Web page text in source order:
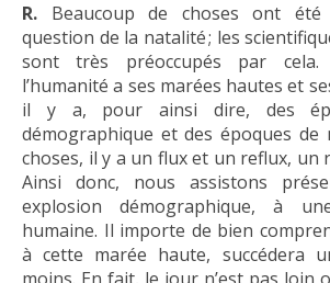
R. Beaucoup de choses ont
question de la natalité ; les
sont très préoccupés par cela.
l’humanité a ses marées hautes et
il y a, pour ainsi dire, des
démographique et des époques de
choses, il y a un flux et un reflux, un
Ainsi donc, nous assistons
explosion démographique, à
humaine. Il importe de bien
à cette marée haute, succédera